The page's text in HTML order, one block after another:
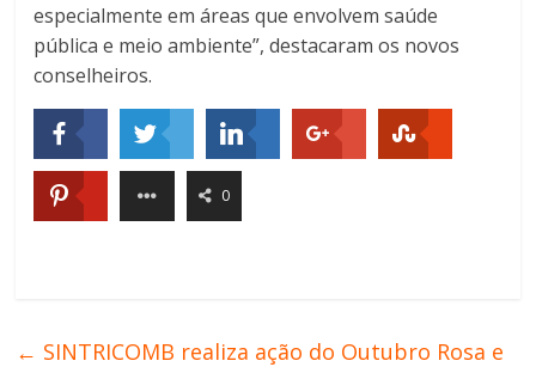
especialmente em áreas que envolvem saúde
pública e meio ambiente”, destacaram os novos
conselheiros.
0
← SINTRICOMB realiza ação do Outubro Rosa e